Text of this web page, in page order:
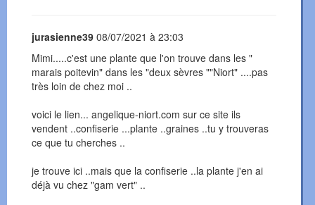
jurasienne39 08/07/2021 à 23:03
Mimi.....c'est une plante que l'on trouve dans les "
marais poitevin" dans les "deux sèvres ""Niort" ....pas
très loin de chez moi ..
voici le lien... angelique-niort.com sur ce site ils
vendent ..confiserie ...plante ..graines ..tu y trouveras
ce que tu cherches ..
je trouve ici ..mais que la confiserie ..la plante j'en ai
déjà vu chez "gam vert" ..